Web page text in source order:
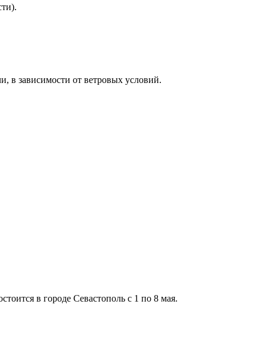
в зависимости от ветровых условий.
в городе Севастополь с 1 по 8 мая.